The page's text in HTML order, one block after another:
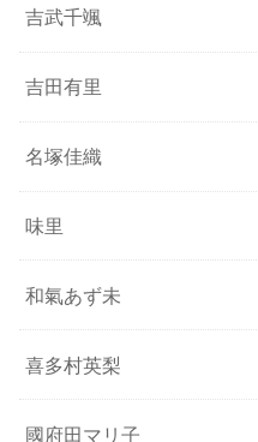
吉武千颯
吉田有里
名塚佳織
味里
和氣あず未
喜多村英梨
國府田マリ子